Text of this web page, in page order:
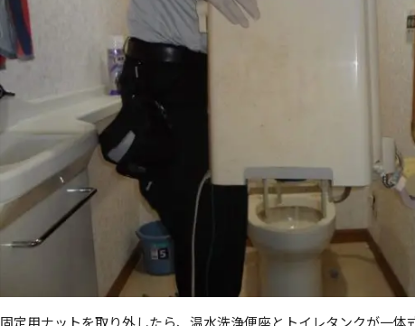
固定用ナットを取り外したら、温水洗浄便座とトイレタンクが一体